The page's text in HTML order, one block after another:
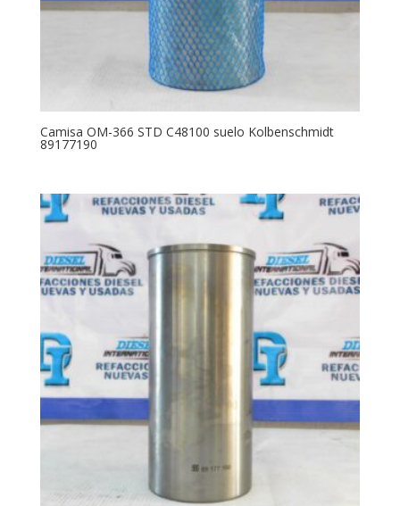
Camisa OM-366 STD C48100 suelo Kolbenschmidt
89177190